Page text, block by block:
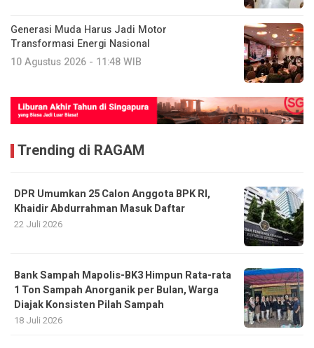
Generasi Muda Harus Jadi Motor
Transformasi Energi Nasional
10 Agustus 2026 - 11:48 WIB
Trending di RAGAM
DPR Umumkan 25 Calon Anggota BPK RI,
Khaidir Abdurrahman Masuk Daftar
22 Juli 2026
Bank Sampah Mapolis-BK3 Himpun Rata-rata
1 Ton Sampah Anorganik per Bulan, Warga
Diajak Konsisten Pilah Sampah
18 Juli 2026